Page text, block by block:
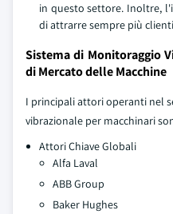
in questo settore. Inoltre,
di attrarre sempre più
Sistema di Monitoraggio
di Mercato delle Macchine
I principali attori operanti nel
vibrazionale per macchinari
Attori Chiave Globali
Alfa Laval
ABB Group
Baker Hughes